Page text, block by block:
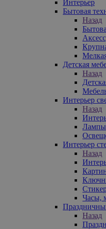
Интерьер
Бытовая
Назад
Детская
Назад
Интерьер
Назад
Лампы
Интерьер
Назад
Часы,
Назад